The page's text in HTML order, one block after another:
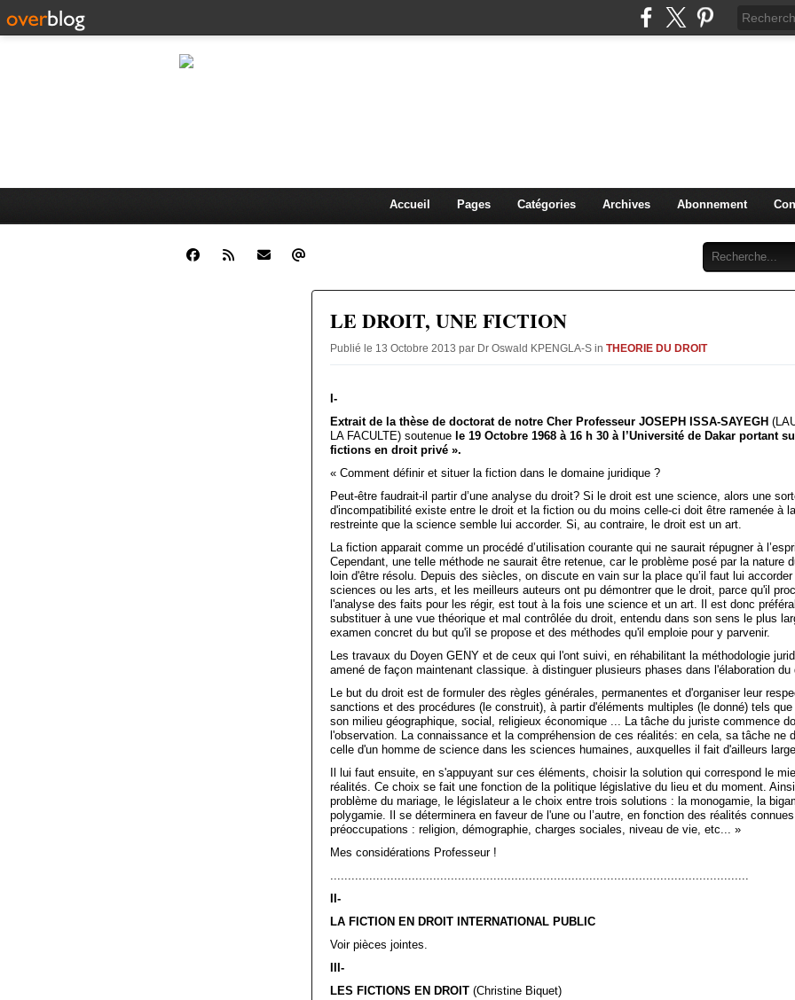
Accueil Pages Catégories Archives Abonnement
LE DROIT, UNE FICTION
Publié le 13 Octobre 2013 par Dr Oswald KPENGLA-S in THEORIE DU DROIT
I-
Extrait de la thèse de doctorat de notre Cher Professeur JOSEPH ISSA-SAYEGH
LA FACULTE) soutenue le 19 Octobre 1968 à 16 h 30 à l’Université de Dakar portant
fictions en droit privé ».
« Comment définir et situer la fiction dans le domaine juridique ?
Peut-être faudrait-il partir d’une analyse du droit? Si le droit est une science, alors une
d'incompatibilité existe entre le droit et la fiction ou du moins celle-ci doit être ramenée à
restreinte que la science semble lui accorder. Si, au contraire, le droit est un art.
La fiction apparait comme un procédé d’utilisation courante qui ne saurait répugner à
Cependant, une telle méthode ne saurait être retenue, car le problème posé par la nature
loin d'être résolu. Depuis des siècles, on discute en vain sur la place qu’il faut lui accorder
sciences ou les arts, et les meilleurs auteurs ont pu démontrer que le droit, parce qu'il
l'analyse des faits pour les régir, est tout à la fois une science et un art. Il est donc
substituer à une vue théorique et mal contrôlée du droit, entendu dans son sens le plus
examen concret du but qu'il se propose et des méthodes qu'il emploie pour y parvenir.
Les travaux du Doyen GENY et de ceux qui l'ont suivi, en réhabilitant la méthodologie
amené de façon maintenant classique. à distinguer plusieurs phases dans l'élaboration du
Le but du droit est de formuler des règles générales, permanentes et d'organiser leur
sanctions et des procédures (le construit), à partir d'éléments multiples (le donné) tels que
son milieu géographique, social, religieux économique ... La tâche du juriste commence
l'observation. La connaissance et la compréhension de ces réalités: en cela, sa tâche ne
celle d'un homme de science dans les sciences humaines, auxquelles il fait d'ailleurs
Il lui faut ensuite, en s'appuyant sur ces éléments, choisir la solution qui correspond le
réalités. Ce choix se fait une fonction de la politique législative du lieu et du moment.
problème du mariage, le législateur a le choix entre trois solutions : la monogamie, la
polygamie. Il se déterminera en faveur de l'une ou l’autre, en fonction des réalités
préoccupations : religion, démographie, charges sociales, niveau de vie, etc... »
Mes considérations Professeur !
II-
LA FICTION EN DROIT INTERNATIONAL PUBLIC
Voir pièces jointes.
III-
LES FICTIONS EN DROIT (Christine Biquet)